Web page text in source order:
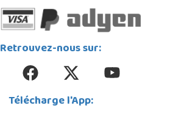
Retrouvez-nous sur:
Télécharge l'App: